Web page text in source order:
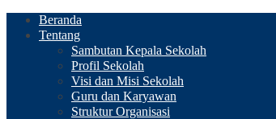
Beranda
Tentang
Sambutan Kepala Sekolah
Profil Sekolah
Visi dan Misi Sekolah
Guru dan Karyawan
Struktur Organisasi